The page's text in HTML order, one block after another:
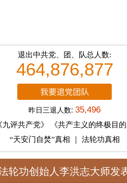
退出中共党、团、队总人数:
464,876,877
昨日三退人数:35,496
九评共产党》
《共产主义的终极目的
“天安门自焚”真相
法轮功真相
轮功创始人李洪志大师发